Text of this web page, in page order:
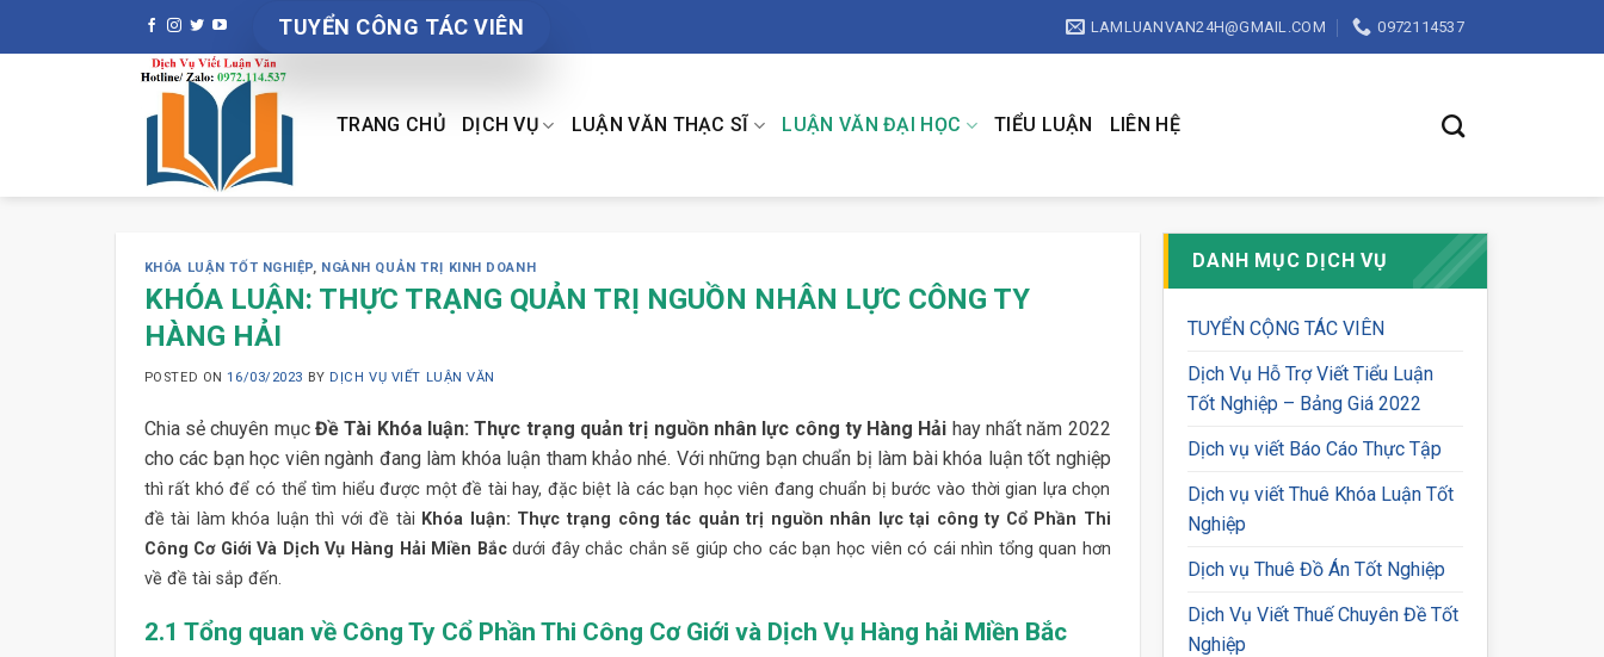
TUYỂN CÔNG TÁC VIÊN LAMLUANVAN24H@GMAIL.COM 0972114537
TRANG CHỦ DỊCH VỤ LUẬN VĂN THẠC SĨ LUẬN VĂN ĐẠI HỌC TIỂU LUẬN LIÊN HỆ
KHÓA LUẬN TỐT NGHIỆP, NGÀNH QUẢN TRỊ KINH DOANH
KHÓA LUẬN: THỰC TRẠNG QUẢN TRỊ NGUỒN NHÂN LỰC CÔNG TY
HÀNG HẢI
POSTED ON16/03/2023 BY DỊCH VỤ VIẾT LUẬN VĂN
Chia sẻ chuyên mụcĐề Tài Khóa luận: Thực trạng quản trị nguồn nhân lực công ty Hàng Hải hay nhất năm 2022
cho các bạn học viên ngành đang làm khóa luận tham khảo nhé. Với những bạn chuẩn bị làm bài khóa luận tốt nghiệp
thì rất khó để có thể tìm hiểu được một đề tài hay, đặc biệt là các bạn học viên đang chuẩn bị bước vào thời gian lựa chọn
đề tài làm khóa luận thì với đề tài Khóa luận: Thực trạng công tác quản trị nguồn nhân lực tại công ty Cổ Phần Thi
Công Cơ Giới Và Dịch Vụ Hàng Hải Miền Bắcdưới đây chắc chắn sẽ giúp cho các bạn học viên có cái nhìn tổng quan hơn
về đề tài sắp đến.
2.1 Tổng quan về Công Ty Cổ Phần Thi Công Cơ Giới và Dịch Vụ Hàng hải Miền Bắc
DANH MỤC DỊCH VỤ
TUYỂN CỘNG TÁC VIÊN
Dịch Vụ Hỗ Trợ Viết Tiểu Luận
Tốt Nghiệp – Bảng Giá 2022
Dịch vụ viết Báo Cáo Thực Tập
Dịch vụ viết Thuê Khóa Luận Tốt
Nghiệp
Dịch vụ Thuê Đồ Án Tốt Nghiệp
Dịch Vụ Viết Thuế Chuyên Đề Tốt
Nghiệp